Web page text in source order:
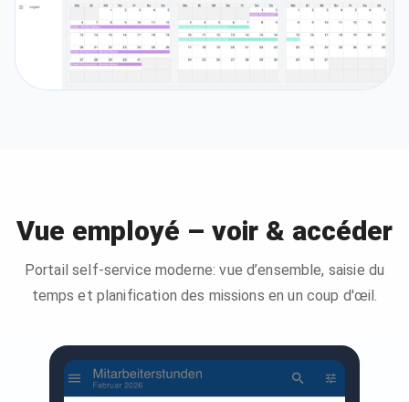
Vue employé – voir & accéder
Portail self-service moderne: vue d’ensemble, saisie du
temps et planification des missions en un coup d'œil.